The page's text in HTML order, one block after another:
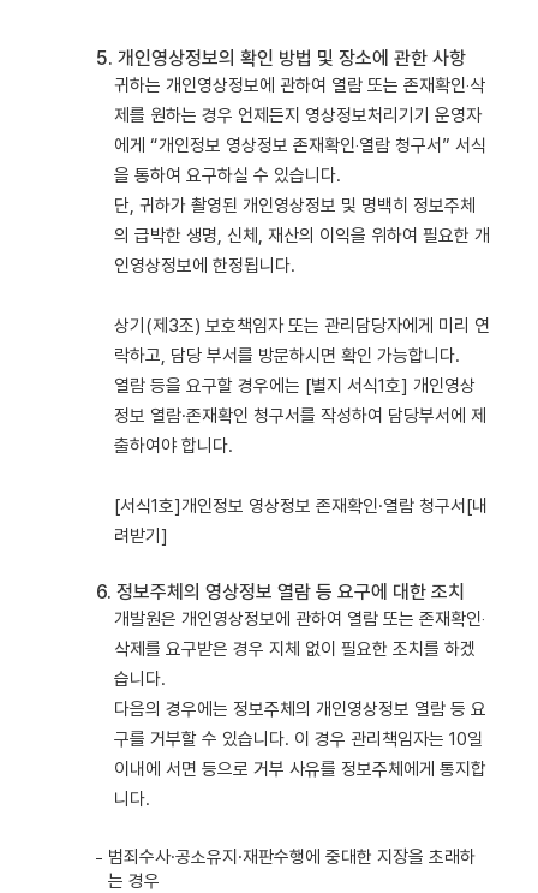
5. 개인영상정보의 확인 방법 및 장소에 관한 사항
귀하는 개인영상정보에 관하여 열람 또는 존재확인‧삭
제를 원하는 경우 언제든지 영상정보처리기기 운영자
에게 “개인정보 영상정보 존재확인‧열람 청구서” 서식
을 통하여 요구하실 수 있습니다.
단, 귀하가 촬영된 개인영상정보 및 명백히 정보주체
의 급박한 생명, 신체, 재산의 이익을 위하여 필요한 개
인영상정보에 한정됩니다.
상기(제3조) 보호책임자 또는 관리담당자에게 미리 연
락하고, 담당 부서를 방문하시면 확인 가능합니다.
열람 등을 요구할 경우에는 [별지 서식1호] 개인영상
정보 열람·존재확인 청구서를 작성하여 담당부서에 제
출하여야 합니다.
[서식1호]개인정보 영상정보 존재확인·열람 청구서 [내
려받기]
6. 정보주체의 영상정보 열람 등 요구에 대한 조치
개발원은 개인영상정보에 관하여 열람 또는 존재확인‧
삭제를 요구받은 경우 지체 없이 필요한 조치를 하겠
습니다.
다음의 경우에는 정보주체의 개인영상정보 열람 등 요
구를 거부할 수 있습니다. 이 경우 관리책임자는 10일
이내에 서면 등으로 거부 사유를 정보주체에게 통지합
니다.
범죄수사·공소유지·재판수행에 중대한 지장을 초래하
는 경우